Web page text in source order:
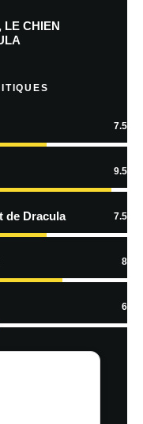
par e-mail.
e-mail.
En savoir
LE CHIEN
7.5
9.5
de Dracula 7.5
8
6